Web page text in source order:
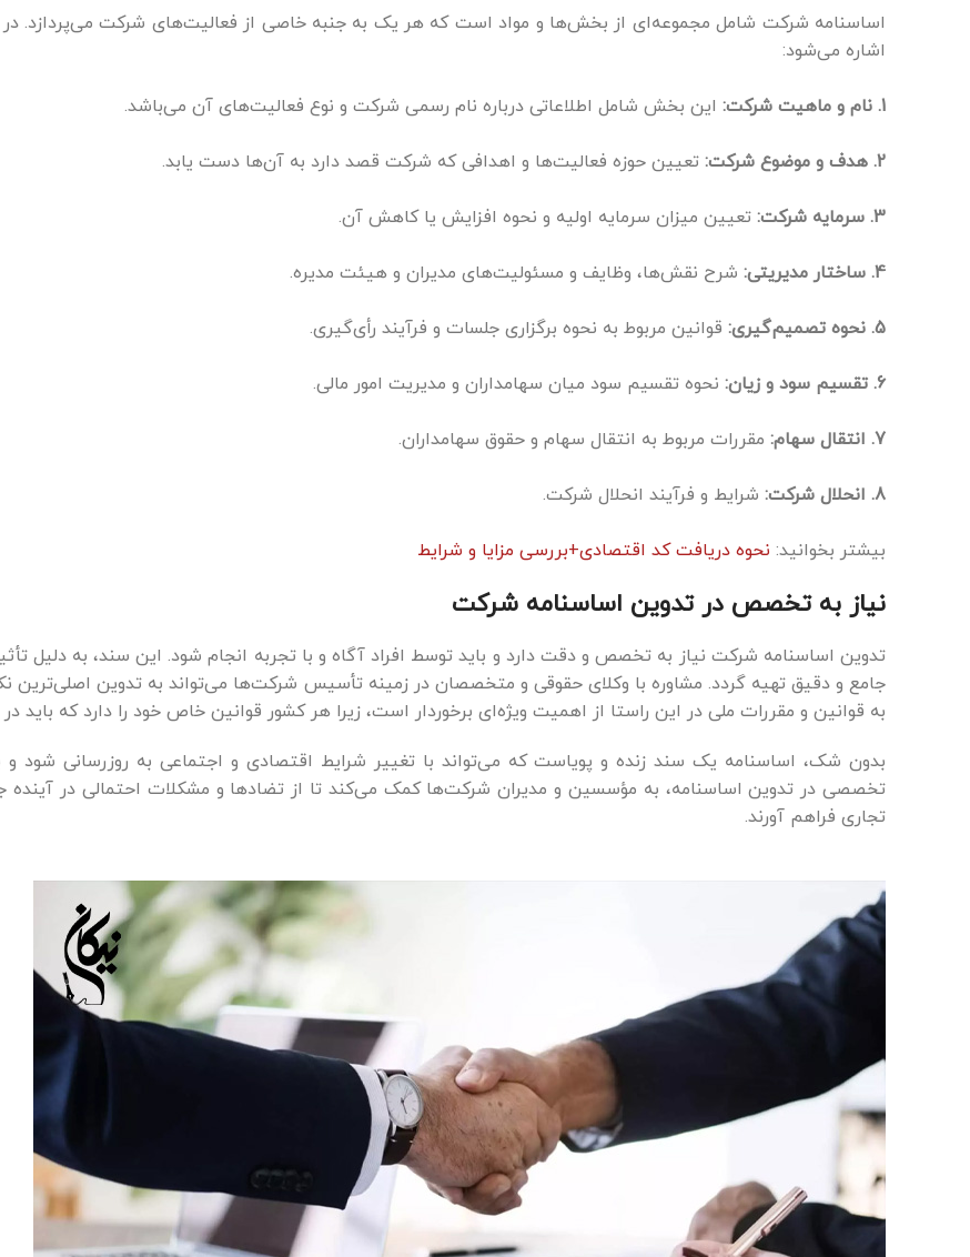
اساسنامه شرکت شامل مجموعه‌ای از بخش‌ها و مواد است که هر یک به جنبه خاصی از فعالیت‌های شرکت می‌پردازد. در
اشاره می‌شود:
1. نام و ماهیت شرکت:
این بخش شامل اطلاعاتی درباره نام رسمی شرکت و نوع فعالیت‌های آن می‌باشد.
2. هدف و موضوع شرکت:
تعیین حوزه فعالیت‌ها و اهدافی که شرکت قصد دارد به آن‌ها دست یابد.
3. سرمایه شرکت:
تعیین میزان سرمایه اولیه و نحوه افزایش یا کاهش آن.
4. ساختار مدیریتی:
شرح نقش‌ها، وظایف و مسئولیت‌های مدیران و هیئت مدیره.
5. نحوه تصمیم‌گیری:
قوانین مربوط به نحوه برگزاری جلسات و فرآیند رأی‌گیری.
6. تقسیم سود و زیان:
نحوه تقسیم سود میان سهامداران و مدیریت امور مالی.
7. انتقال سهام:
مقررات مربوط به انتقال سهام و حقوق سهامداران.
8. انحلال شرکت:
شرایط و فرآیند انحلال شرکت.
بیشتر بخوانید: نحوه دریافت کد اقتصادی+بررسی مزایا و شرایط
نیاز به تخصص در تدوین اساسنامه شرکت
تدوین اساسنامه شرکت نیاز به تخصص و دقت دارد و باید توسط افراد آگاه و با تجربه انجام شود. این سند، به دلیل
جامع و دقیق تهیه گردد. مشاوره با وکلای حقوقی و متخصصان در زمینه تأسیس شرکت‌ها می‌تواند به تدوین
به قوانین و مقررات ملی در این راستا از اهمیت ویژه‌ای برخوردار است، زیرا هر کشور قوانین خاص خود را دارد که باید
بدون شک، اساسنامه یک سند زنده و پویاست که می‌تواند با تغییر شرایط اقتصادی و اجتماعی به روزرسانی شود و
تخصصی در تدوین اساسنامه، به مؤسسین و مدیران شرکت‌ها کمک می‌کند تا از تضادها و مشکلات احتمالی در آینده
تجاری فراهم آورند.